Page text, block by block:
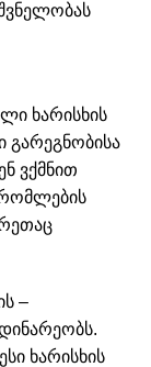
ხარისხის
გარეგნობისა
ვქმნით
რომლების
–
ხარისხის